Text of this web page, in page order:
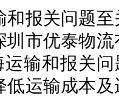
和报关问题
圳市优泰物
输和报关
低运输成本